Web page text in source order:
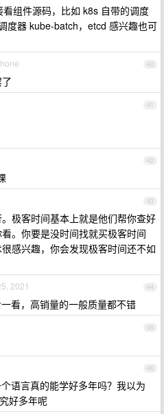
组件源码，比如 k8s 自带的调度
度器 kube-batch，etcd 感兴趣也可
40
41
42
43
极客时间基本上就是他们帮你查好
。你要是没时间找就买极客时间
感兴趣，你会发现极客时间还不如
44
2021
看，高销量的一般质量都不错
45
46
语言真的能学好多年吗？我以为
好多年呢